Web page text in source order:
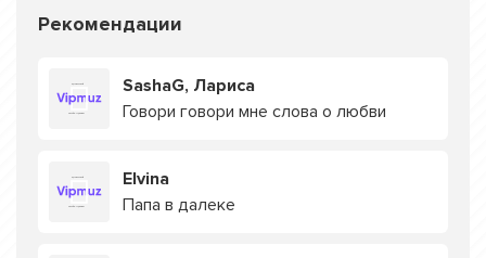
Рекомендации
SashaG, Лариса
Говори говори мне слова о любви
Elvina
Папа в далеке